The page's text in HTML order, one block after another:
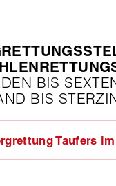
BIS
BIS
Taufers